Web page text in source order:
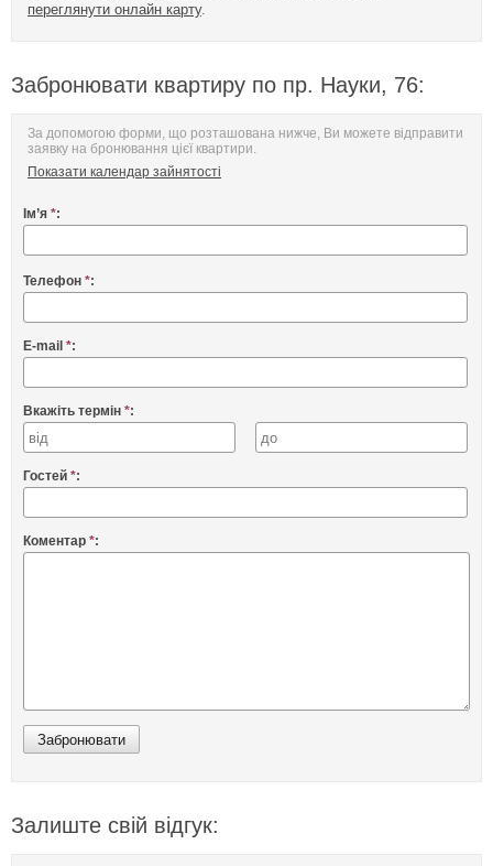
переглянути онлайн карту.
Забронювати квартиру по пр. Науки, 76:
За допомогою форми, що розташована нижче, Ви можете відправити
заявку на бронювання цієї квартири.
Показати календар зайнятості
Ім’я *:
Телефон *:
E-mail *:
Вкажіть термін *:
Гостей *:
Коментар *:
Залиште свій відгук: